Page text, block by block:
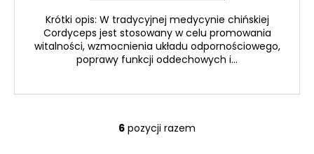
Krótki opis: W tradycyjnej medycynie chińskiej
Cordyceps jest stosowany w celu promowania
witalności, wzmocnienia układu odpornościowego,
poprawy funkcji oddechowych i...
K
6 pozycji razem